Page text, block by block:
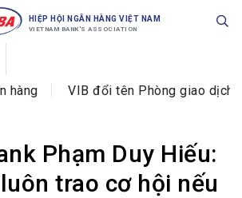
HIỆP HỘI NGÂN HÀNG VIỆT NAM
VIETNAM BANK'S ASSOCIATION
đổi tên Phòng giao dịch Hoàng Văn
Phạm Duy Hiếu:
trao cơ hội nếu